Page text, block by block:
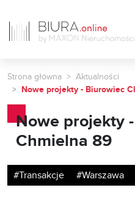
Strona główna
Aktualności
Nowe projekty - Biurowiec
Nowe projekty
Chmielna 89
#Transakcje #Warszawa